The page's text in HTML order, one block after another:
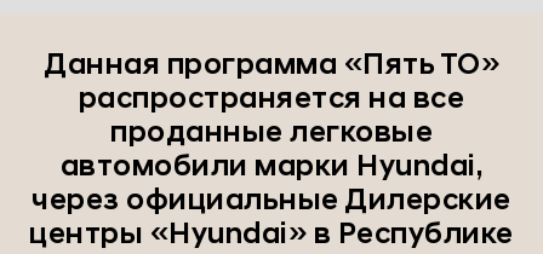
Данная программа «Пять ТО»
распространяется на все
проданные легковые
автомобили марки Hyundai,
через официальные Дилерские
центры «Hyundai» в Республике